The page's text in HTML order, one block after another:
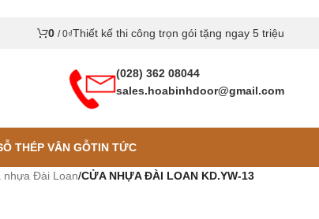
0 / 0₫Thiết kế thi công trọn gói tặng ngay 5 triệu
(028) 362 08044
sales.hoabinhdoor@gmail.com
THÉP VÂN GỖTIN TỨC
nhựa Đài Loan/CỬA NHỰA ĐÀI LOAN KD.YW-13